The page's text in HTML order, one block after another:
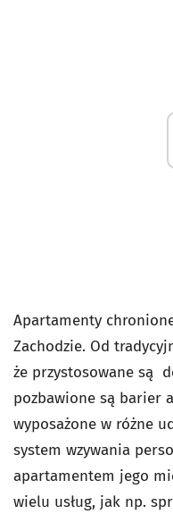
Apartamenty
Zachodzie. Od
że przystosowane są
pozbawione są barier
wyposażone w różne
system wzywania
apartamentem jego
wielu usług, jak np.